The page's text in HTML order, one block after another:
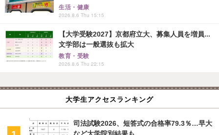
生活・健康
2026.8.6 Thu 15:15
【大学受験2027】京都府立大、募集人員を増員...
文学部は一般選抜も拡大
教育・受験
2026.8.6 Thu 22:15
大学生アクセスランキング
司法試験2026、短答式の合格率79.3％…早大
など大学院別結果も